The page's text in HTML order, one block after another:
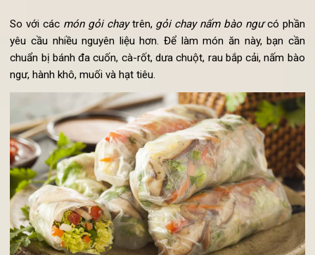
và tương tỏi ớt; để làm nước chấm.
Đầu tiên, gọt vỏ xoài và thái thành các miếng hình vuông.
theo tới củ cải tím bạn bỏ sạch vỏ rồi bào thành dạng sợi.
Lấy một chiếc bát, cho xì dầu, đường nâu, nước chanh, gừng
tương tỏi ớt vào hòa đều cùng nhau, cho thêm một ít muối
nêm độ mặn của bát nước chấm. Cuối cùng, cho các
liệu đã chuẩn bị vào cuốn bằng bánh đa ném, để ra đĩa
thưởng thức cùng với nước chấm.
5. Cách làm Gỏi chay nấm bào ngư
So với cácmón gỏi chay trên,gỏi chay nấm bào ngư có